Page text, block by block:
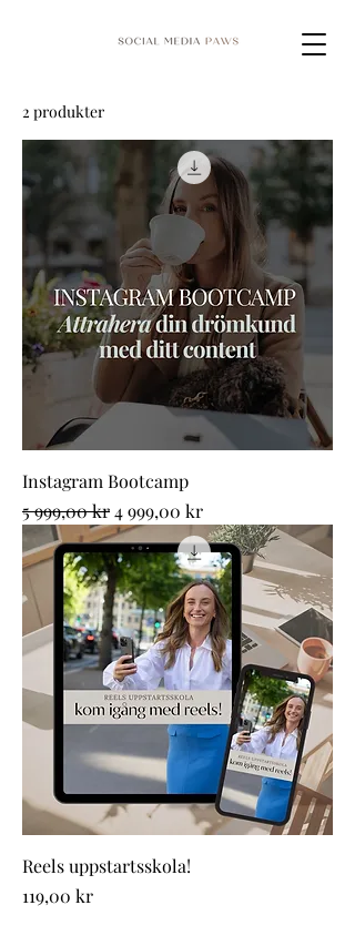
2 produkter
Instagram Bootcamp
Ordinarie pris
5 999,00 kr Reapris
4 999,00 kr
Reels uppstartsskola!
Pris
119,00 kr